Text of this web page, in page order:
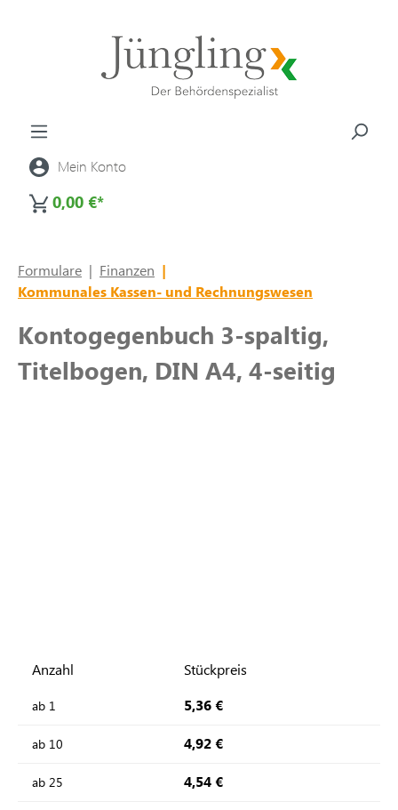
Mein Konto
0,00 €*
Formulare | Finanzen |
Kommunales Kassen- und Rechnungswesen
Kontogegenbuch 3-spaltig,
Titelbogen, DIN A4, 4-seitig
Anzahl Stückpreis
ab 1 5,36 €
ab 10 4,92 €
ab 25 4,54 €